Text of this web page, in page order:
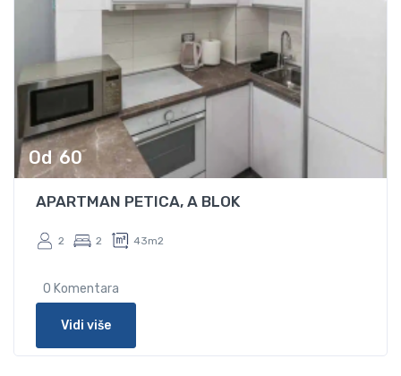
Od 60
APARTMAN PETICA, A BLOK
2 2 43m2
0 Komentara
Vidi više